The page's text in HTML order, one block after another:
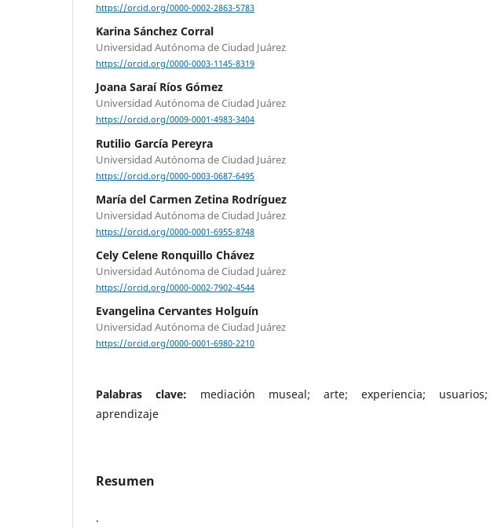
https://orcid.org/0000-0002-2863-5783
Karina Sánchez Corral
Universidad Autónoma de Ciudad Juárez
https://orcid.org/0000-0003-1145-8319
Joana Saraí Ríos Gómez
Universidad Autónoma de Ciudad Juárez
https://orcid.org/0009-0001-4983-3404
Rutilio García Pereyra
Universidad Autónoma de Ciudad Juárez
https://orcid.org/0000-0003-0687-6495
María del Carmen Zetina Rodríguez
Universidad Autónoma de Ciudad Juárez
https://orcid.org/0000-0001-6955-8748
Cely Celene Ronquillo Chávez
Universidad Autónoma de Ciudad Juárez
https://orcid.org/0000-0002-7902-4544
Evangelina Cervantes Holguín
Universidad Autónoma de Ciudad Juárez
https://orcid.org/0000-0001-6980-2210
Palabras clave: mediación museal; arte; experiencia; usuarios;
aprendizaje
Resumen
.